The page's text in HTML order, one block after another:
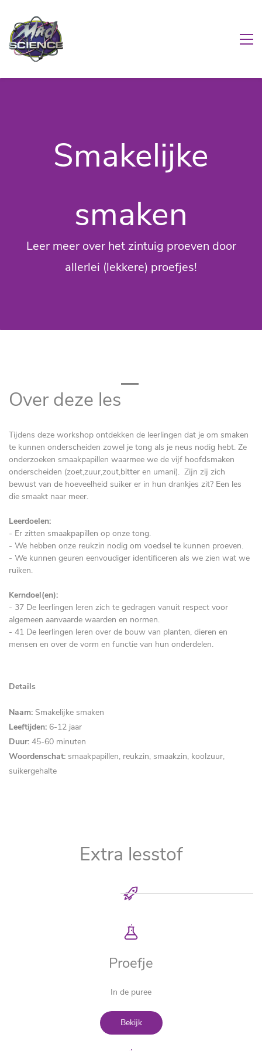
Smakelijke
smaken
Leer meer over het zintuig proeven door
allerlei (lekkere) proefjes!
Over deze les
Tijdens deze workshop ontdekken de leerlingen dat je om smaken
te kunnen onderscheiden zowel je tong als je neus nodig hebt. Ze
onderzoeken smaakpapillen waarmee we de vijf hoofdsmaken
onderscheiden (zoet,zuur,zout,bitter en umani). Zijn zij zich
bewust van de hoeveelheid suiker er in hun drankjes zit? Een les
die smaakt naar meer.
Leerdoelen:
- Er zitten smaakpapillen op onze tong.
- We hebben onze reukzin nodig om voedsel te kunnen proeven.
- We kunnen geuren eenvoudiger identificeren als we zien wat we
ruiken.
Kerndoel(en):
- 37 De leerlingen leren zich te gedragen vanuit respect voor
algemeen aanvaarde waarden en normen.
- 41 De leerlingen leren over de bouw van planten, dieren en
mensen en over de vorm en functie van hun onderdelen.
Details
Naam: Smakelijke smaken
Leeftijden: 6-12 jaar
Duur: 45-60 minuten
Woordenschat: smaakpapillen, reukzin, smaakzin, koolzuur,
suikergehalte
Extra lesstof
Proefje
In de puree
Bekijk